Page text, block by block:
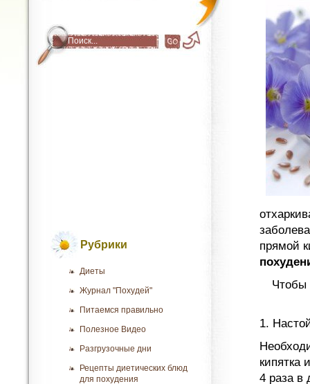
Рубрики
Диеты
Журнал "Похудей"
Питаемся правильно
Полезное Видео
Разгрузочные дни
Рецепты диетических блюд
для похудения
прямой
Чтобы
1.
кипятка
4 раза в